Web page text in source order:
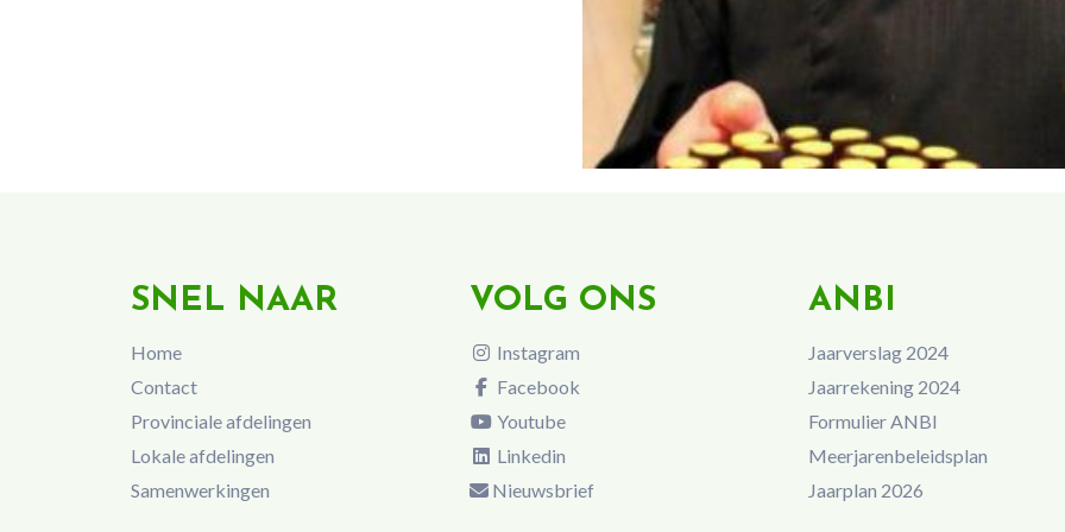
SNEL NAAR
Home
Contact
Provinciale afdelingen
Lokale afdelingen
Samenwerkingen
VOLG ONS
Instagram
Facebook
Youtube
Linkedin
Nieuwsbrief
ANBI
Jaarverslag 2024
Jaarrekening 2024
Formulier ANBI
Meerjarenbeleidsplan
Jaarplan 2026